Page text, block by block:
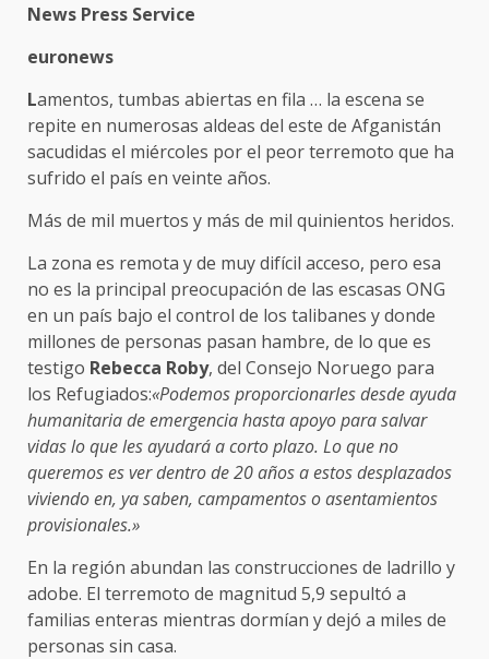
News Press Service
euronews
Lamentos, tumbas abiertas en fila … la escena se
repite en numerosas aldeas del este de Afganistán
sacudidas el miércoles por el peor terremoto que ha
sufrido el país en veinte años.
Más de mil muertos y más de mil quinientos heridos.
La zona es remota y de muy difícil acceso, pero esa
no es la principal preocupación de las escasas ONG
en un país bajo el control de los talibanes y donde
millones de personas pasan hambre, de lo que es
testigo Rebecca Roby, del Consejo Noruego para
los Refugiados:«Podemos proporcionarles desde ayuda
humanitaria de emergencia hasta apoyo para salvar
vidas lo que les ayudará a corto plazo. Lo que no
queremos es ver dentro de 20 años a estos desplazados
viviendo en, ya saben, campamentos o asentamientos
provisionales.»
En la región abundan las construcciones de ladrillo y
adobe. El terremoto de magnitud 5,9 sepultó a
familias enteras mientras dormían y dejó a miles de
personas sin casa.